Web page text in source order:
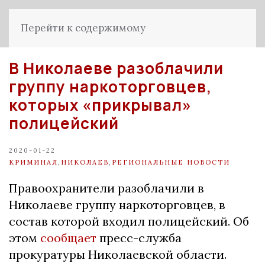
Перейти к содержимому
В Николаеве разоблачили
группу наркоторговцев,
которых «прикрывал»
полицейский
2020-01-22
КРИМИНАЛ НИКОЛАЕВ РЕГИОНАЛЬНЫЕ НОВОСТИ
Правоохранители разоблачили в
Николаеве группу наркоторговцев, в
состав которой входил полицейский. Об
этом сообщает пресс-служба
прокуратуры Николаевской области.